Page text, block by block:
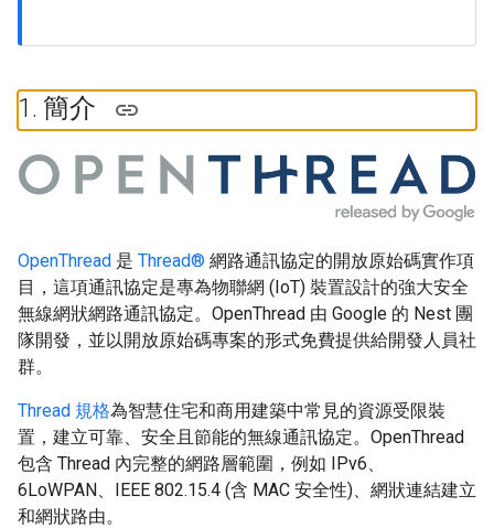
1. 簡介
OpenThread 是 Thread® 網路通訊協定的開放原始碼實作項
目，這項通訊協定是專為物聯網 (IoT) 裝置設計的強大安全
無線網狀網路通訊協定。OpenThread 由 Google 的 Nest 團
隊開發，並以開放原始碼專案的形式免費提供給開發人員社
群。
Thread 規格為智慧住宅和商用建築中常見的資源受限裝
置，建立可靠、安全且節能的無線通訊協定。OpenThread
包含 Thread 內完整的網路層範圍，例如 IPv6、
6LoWPAN、IEEE 802.15.4 (含 MAC 安全性)、網狀連結建立
和網狀路由。